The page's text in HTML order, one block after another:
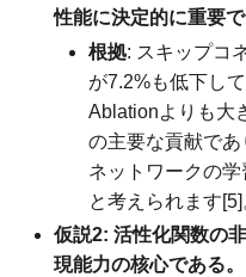
性能に決定的に重要で
根拠: スキップコ
が7.2%も低下し
Ablationよりも大
の主要な貢献で
ネットワークの
と考えられます[5]
仮説2: 活性化関数の
現能力の核心である。